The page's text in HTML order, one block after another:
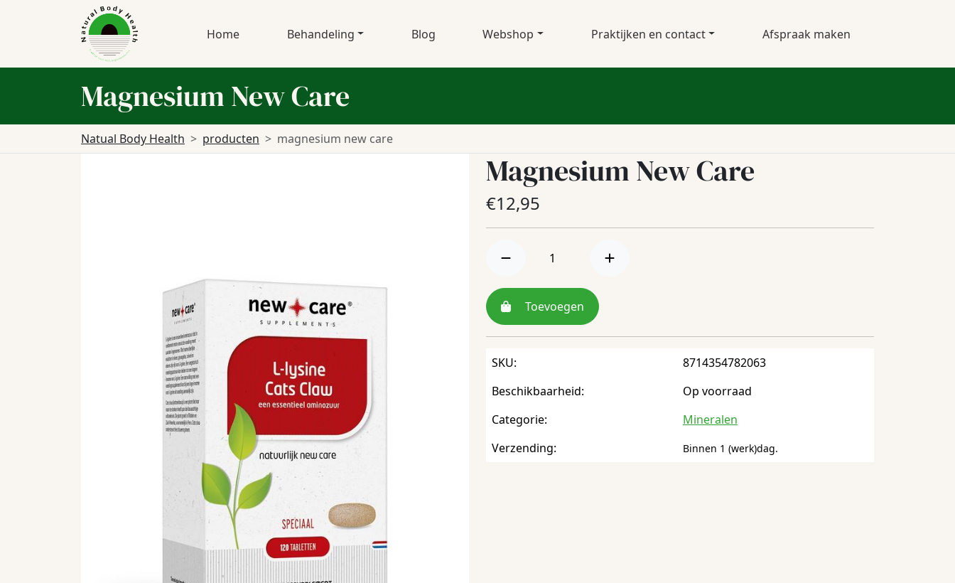
Home Behandeling Blog Webshop Praktijken en contact Afspraak maken
Magnesium New Care
Natual Body Health producten magnesium new care
Magnesium New Care
€12,95
Toevoegen
SKU:
8714354782063
Beschikbaarheid:
Op voorraad
Categorie:
Mineralen
Verzending:
Binnen 1 (werk)dag.